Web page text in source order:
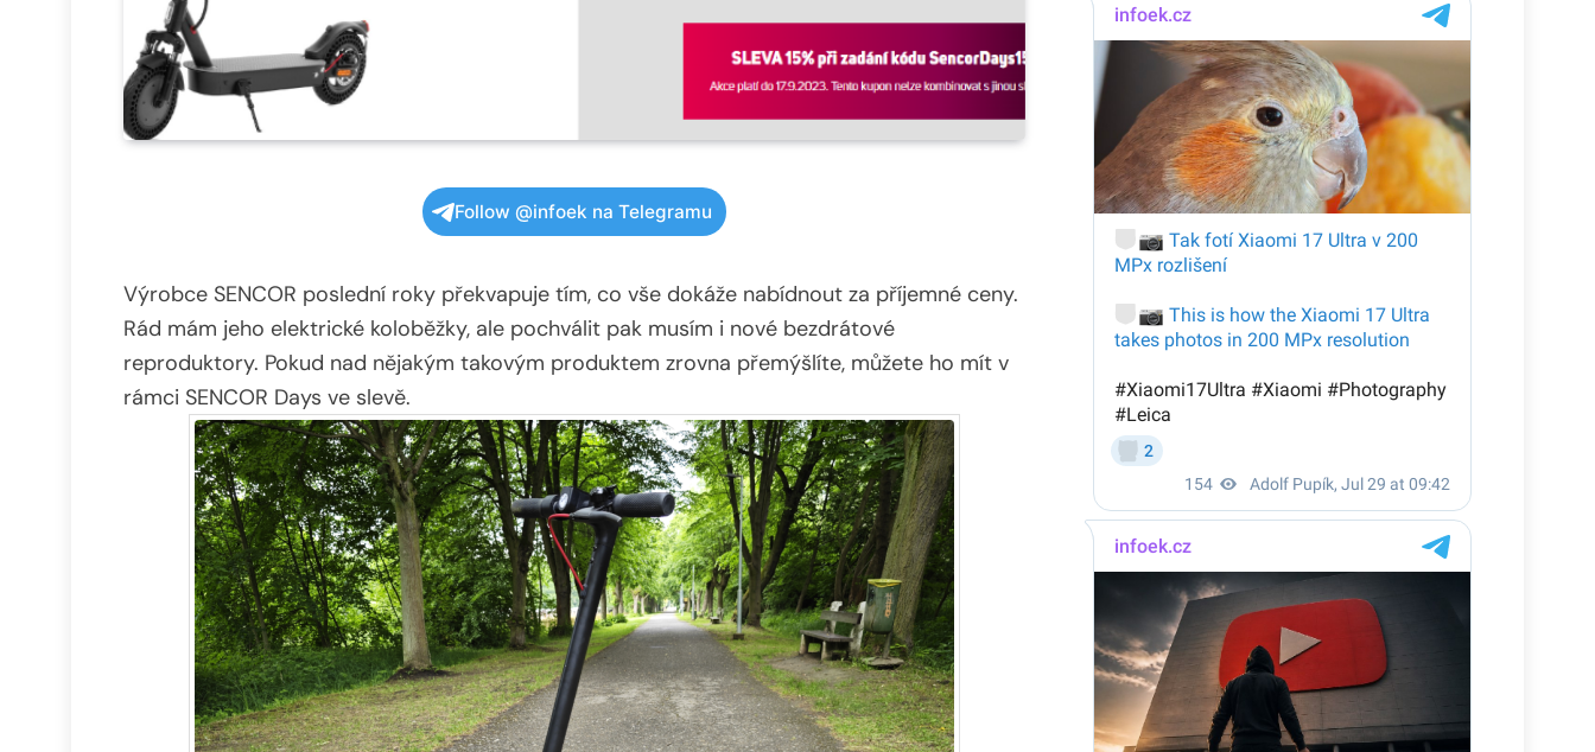
Follow @infoek na Telegramu
Výrobce SENCOR poslední roky překvapuje tím, co vše dokáže nabídnout za příjemné ceny.
Rád mám jeho elektrické koloběžky, ale pochválit pak musím i nové bezdrátové
reproduktory. Pokud nad nějakým takovým produktem zrovna přemýšlíte, můžete ho mít v
rámci SENCOR Days ve slevě.